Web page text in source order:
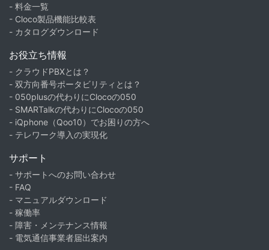
- 料金一覧
- Cloco製品機能比較表
- カタログダウンロード
お役立ち情報
- クラウドPBXとは？
- 双方向番号ポータビリティとは？
- 050plusの代わりにClocoの050
- SMARTalkの代わりにClocoの050
- iQphone（Qoo10）でお困りの方へ
- テレワーク導入の実現化
サポート
- サポートへのお問い合わせ
- FAQ
- マニュアルダウンロード
- 稼働率
- 障害・メンテナンス情報
- 電気通信事業者届出案内